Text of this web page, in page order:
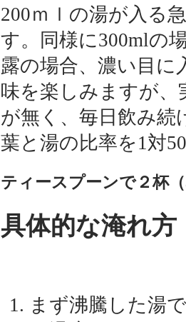
200ｍｌの湯が入る
す。同様に300mlの
露の場合、濃い目
味を楽しみますが
が無く、毎日飲み続
葉と湯の比率を1対
ティースプーンで２杯
具体的な淹れ方
まず沸騰した湯